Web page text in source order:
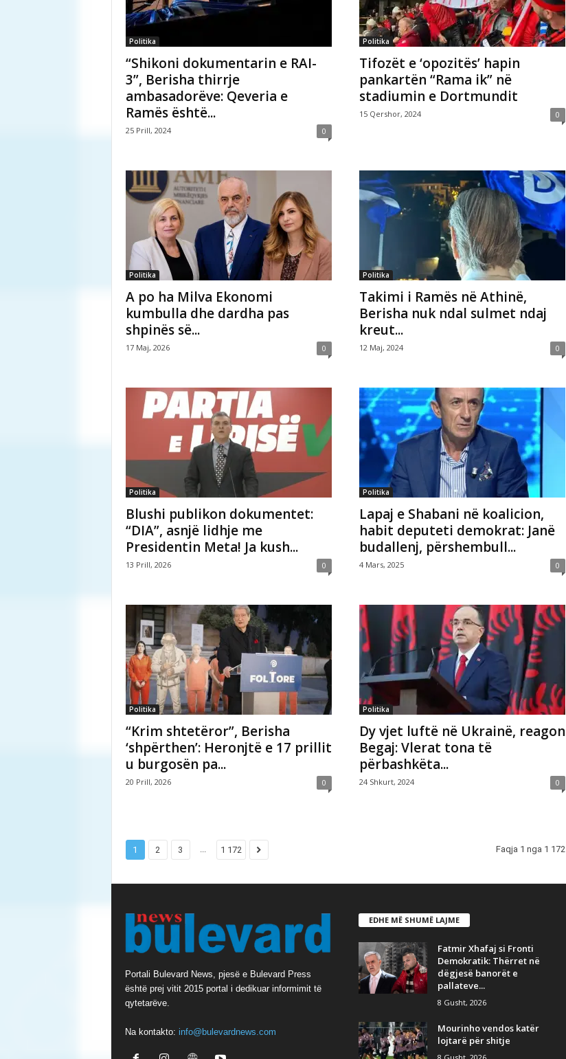
Politika
“Shikoni dokumentarin e RAI-
3”, Berisha thirrje
ambasadorëve: Qeveria e
Ramës është...
25 Prill, 2024 0
Politika
Tifozët e ‘opozitës’ hapin
pankartën “Rama ik” në
stadiumin e Dortmundit
15 Qershor, 2024 0
Politika
A po ha Milva Ekonomi
kumbulla dhe dardha pas
shpinës së...
17 Maj, 2026 0
Politika
Takimi i Ramës në Athinë,
Berisha nuk ndal sulmet ndaj
kreut...
12 Maj, 2024 0
Politika
Blushi publikon dokumentet:
“DIA”, asnjë lidhje me
Presidentin Meta! Ja kush...
13 Prill, 2026 0
Politika
Lapaj e Shabani në koalicion,
habit deputeti demokrat: Janë
budallenj, përshembull...
4 Mars, 2025 0
Politika
“Krim shtetëror”, Berisha
‘shpërthen’: Heronjtë e 17 prillit
u burgosën pa...
20 Prill, 2026 0
Politika
Dy vjet luftë në Ukrainë, reagon
Begaj: Vlerat tona të
përbashkëta...
24 Shkurt, 2024 0
1 2 3 ... 1 172 Faqja 1 nga 1 172
Portali Bulevard News, pjesë e Bulevard Press
është prej vitit 2015 portal i dedikuar informimit të
qytetarëve.
Na kontakto: info@bulevardnews.com
EDHE MË SHUMË LAJME
Fatmir Xhafaj si Fronti
Demokratik: Thërret në
dëgjesë banorët e
pallateve...
8 Gusht, 2026
Mourinho vendos katër
lojtarë për shitje